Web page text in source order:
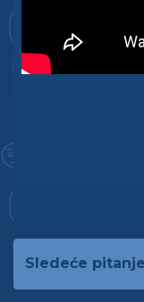
Sledeće pitanje